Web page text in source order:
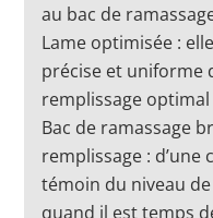
au bac de
Lame optimisée :
précise et uniforme
remplissage
Bac de ramassage
remplissage : d’une
témoin du niveau
quand il est temps